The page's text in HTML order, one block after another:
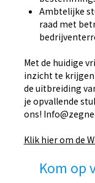
Ambtelijke
raad met
Met de huidige
inzicht te
de uitbreiding
je opvallende
ons!
Klik hier om de
Kom op